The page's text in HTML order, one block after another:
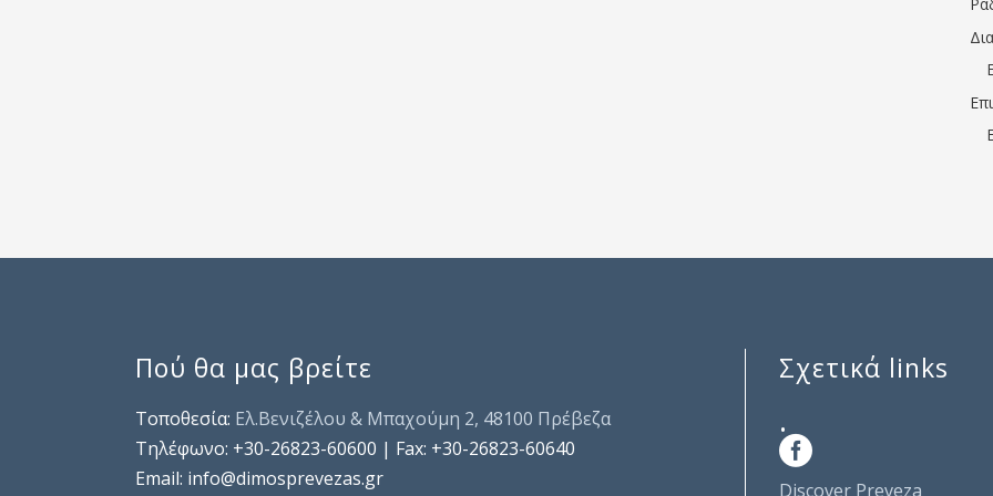
Πού θα μας βρείτε
Τοποθεσία: Ελ.Βενιζέλου & Μπαχούμη 2, 48100 Πρέβεζα
Τηλέφωνo: +30-26823-60600 | Fax: +30-26823-60640
Email: info@dimosprevezas.gr
Σχετικά links
.
Discover Preveza